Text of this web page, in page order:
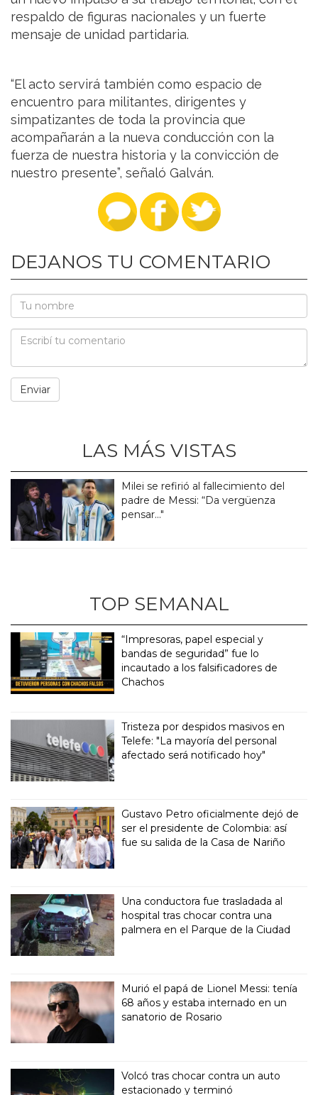
respaldo de figuras nacionales y un fuerte
mensaje de unidad partidaria.
“El acto servirá también como espacio de
encuentro para militantes, dirigentes y
simpatizantes de toda la provincia que
acompañarán a la nueva conducción con la
fuerza de nuestra historia y la convicción de
nuestro presente”, señaló Galván.
DEJANOS TU COMENTARIO
LAS MÁS VISTAS
Milei se refirió al fallecimiento del
padre de Messi: “Da vergüenza
pensar..."
TOP SEMANAL
“Impresoras, papel especial y
bandas de seguridad” fue lo
incautado a los falsificadores de
Chachos
Tristeza por despidos masivos en
Telefe: "La mayoría del personal
afectado será notificado hoy"
Gustavo Petro oficialmente dejó de
ser el presidente de Colombia: así
fue su salida de la Casa de Nariño
Una conductora fue trasladada al
hospital tras chocar contra una
palmera en el Parque de la Ciudad
Murió el papá de Lionel Messi: tenía
68 años y estaba internado en un
sanatorio de Rosario
Volcó tras chocar contra un auto
estacionado y terminó